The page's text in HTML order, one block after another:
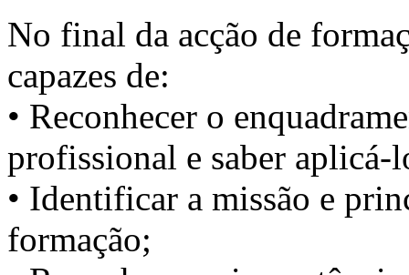
No final da acção de
capazes de:
• Reconhecer o
profissional e saber aplicá-
• Identificar a missão e
formação;